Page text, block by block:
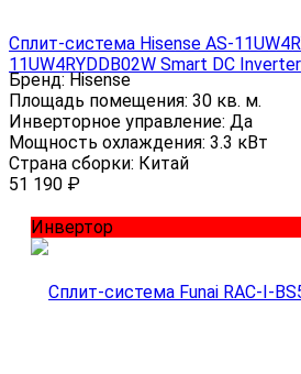
Сплит-система Hisense AS-
11UW4RYDDB02W Smart DC Inverter
Бренд:Hisense
Площадь помещения: 30 кв. м.
Инверторное управление: Да
Мощность охлаждения: 3.3 кВт
Страна сборки: Китай
51 190 ₽
Инвертор